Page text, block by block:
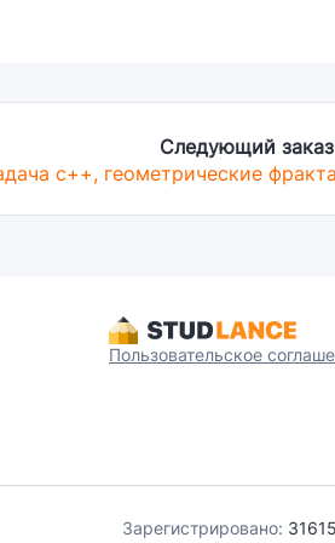
Следующий заказ
с++, геометрические
Пользовательское
Зарегистрировано: